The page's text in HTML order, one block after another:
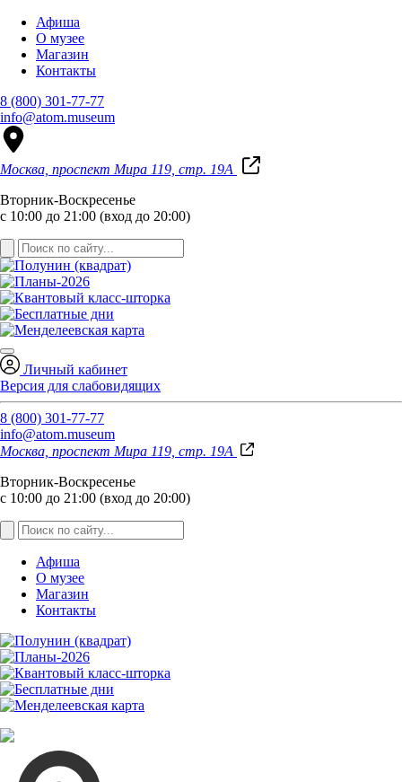
Афиша
О музее
Магазин
Контакты
8 (800) 301-77-77
info@atom.museum
Москва, проспект Мира 119, стр. 19А
Вторник-Воскресенье
с 10:00 до 21:00 (вход до 20:00)
Личный кабинет
Версия для слабовидящих
8 (800) 301-77-77
info@atom.museum
Москва, проспект Мира 119, стр. 19А
Вторник-Воскресенье
с 10:00 до 21:00 (вход до 20:00)
Афиша
О музее
Магазин
Контакты